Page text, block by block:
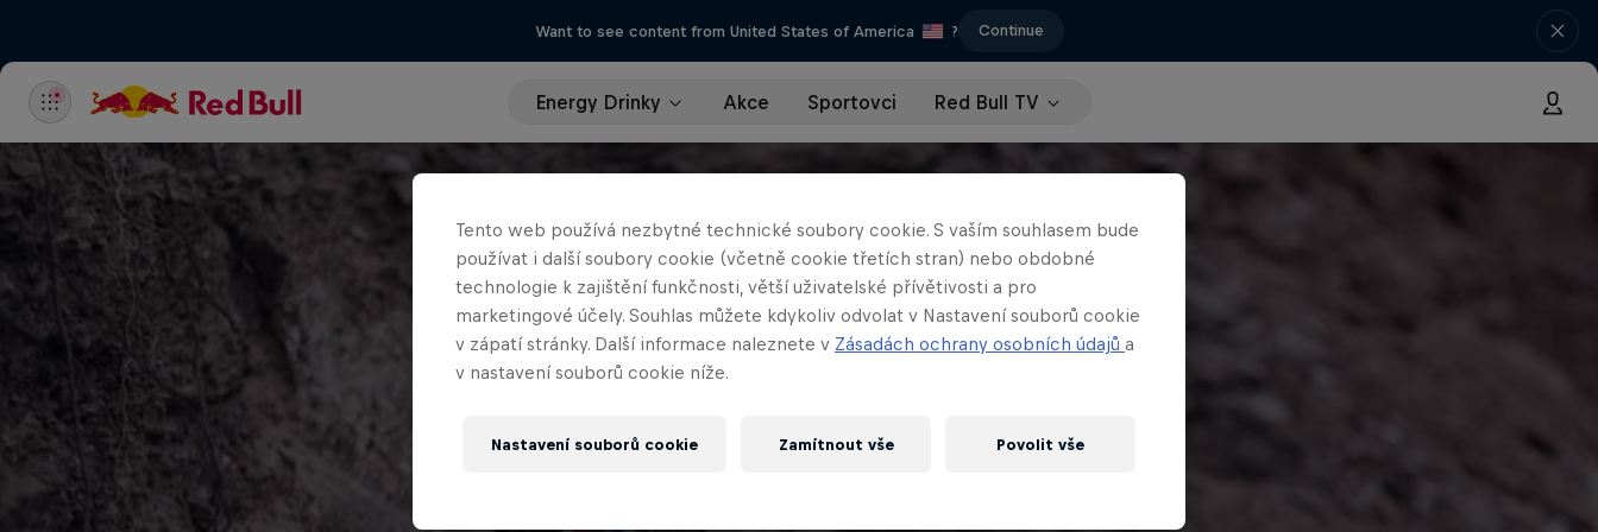
Want to see content from United States of America ? Continue
Energy Drinky Akce Sportovci Red Bull TV
Tento web používá nezbytné technické soubory cookie. S vaším souhlasem bude
používat i další soubory cookie (včetně cookie třetích stran) nebo obdobné
technologie k zajištění funkčnosti, větší uživatelské přívětivosti a pro
marketingové účely. Souhlas můžete kdykoliv odvolat v Nastavení souborů cookie
v zápatí stránky. Další informace naleznete v Zásadách ochrany osobních údajů a
v nastavení souborů cookie níže.
Nastavení souborů cookie Zamítnout vše Povolit vše